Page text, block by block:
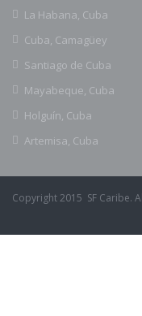
La Habana, Cuba
Cuba, Camagüey
Santiago de Cuba
Mayabeque, Cuba
Holguín, Cuba
Artemisa, Cuba
Copyright 2015 SF Caribe.